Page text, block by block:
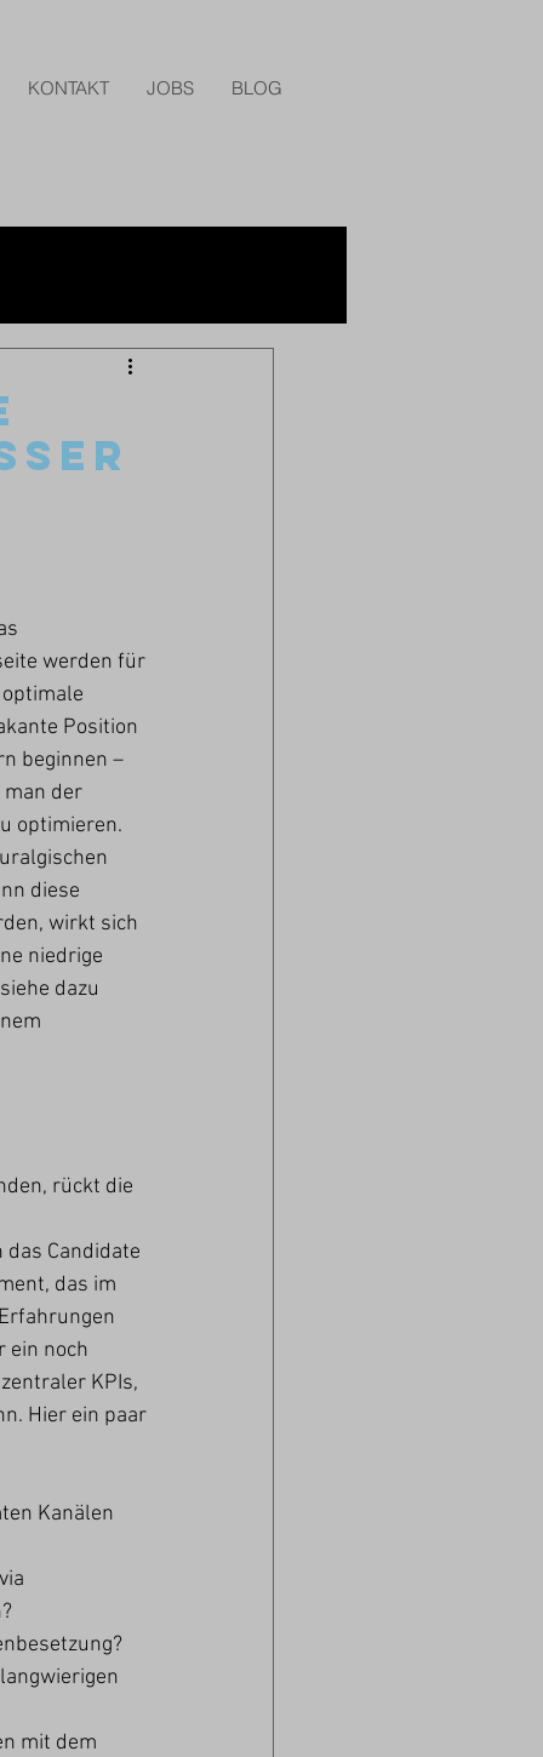
KONTAKT JOBS BLOG
werden für
Position
beginnen –
man der
optimieren.
diese
wirkt sich
niedrige
dazu
rückt die
Candidate
das im
ein noch
KPIs,
Hier ein paar
Kanälen
mit dem